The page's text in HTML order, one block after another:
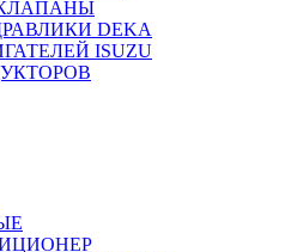
DEKA
ISUZU